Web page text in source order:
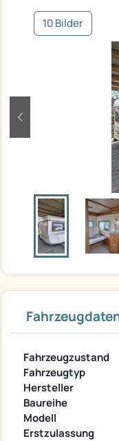
10 Bilder
zurück
Fahrzeugzustand
Fahrzeugtyp
Hersteller
Baureihe
Modell
Erstzulassung